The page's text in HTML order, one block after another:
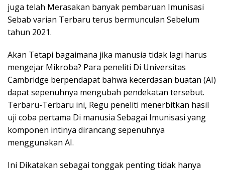
juga telah Merasakan banyak pembaruan Imunisasi
Sebab varian Terbaru terus bermunculan Sebelum
tahun 2021.
Akan Tetapi bagaimana jika manusia tidak lagi harus
mengejar Mikroba? Para peneliti Di Universitas
Cambridge berpendapat bahwa kecerdasan buatan (AI)
dapat sepenuhnya mengubah pendekatan tersebut.
Terbaru-Terbaru ini, Regu peneliti menerbitkan hasil
uji coba pertama Di manusia Sebagai Imunisasi yang
komponen intinya dirancang sepenuhnya
menggunakan AI.
Ini Dikatakan sebagai tonggak penting tidak hanya